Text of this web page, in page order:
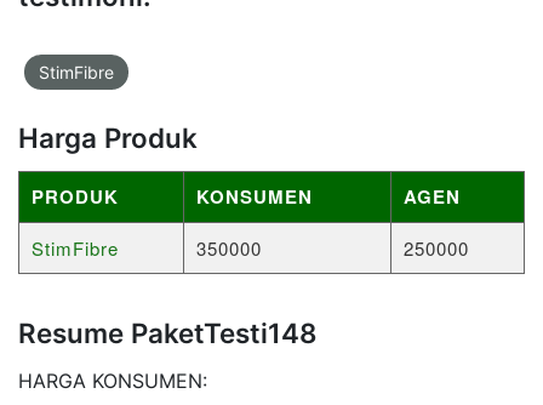
StimFibre
Harga Produk
PRODUK KONSUMEN AGEN
StimFibre 350000 250000
Resume PaketTesti148
HARGA KONSUMEN: